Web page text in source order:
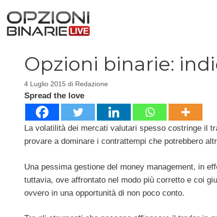
contenuto
Opzioni binarie:
4 Luglio 2015 di Redazione
Spread the love
La volatilità dei mercati valutari spesso costringe il
provare a dominare i contrattempi che potrebbero
Una pessima gestione del money management, in
tuttavia, ove affrontato nel modo più corretto e coi
ovvero in una opportunità di non poco conto.